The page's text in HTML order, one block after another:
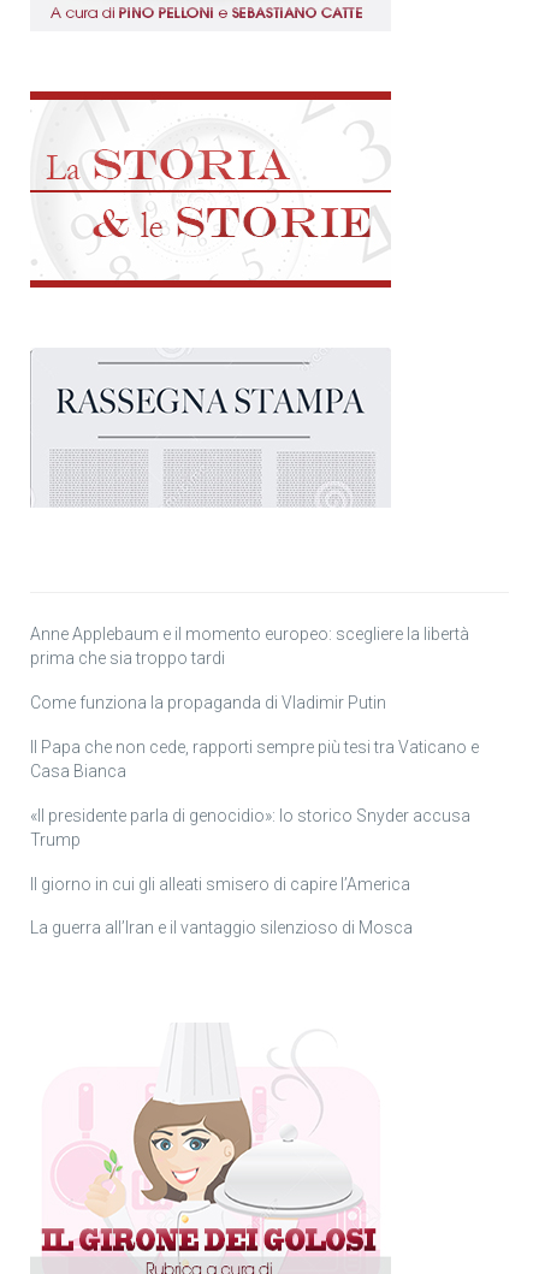
Anne Applebaum e il momento europeo: scegliere la libertà
prima che sia troppo tardi
Come funziona la propaganda di Vladimir Putin
Il Papa che non cede, rapporti sempre più tesi tra Vaticano e
Casa Bianca
«Il presidente parla di genocidio»: lo storico Snyder accusa
Trump
Il giorno in cui gli alleati smisero di capire l’America
La guerra all’Iran e il vantaggio silenzioso di Mosca